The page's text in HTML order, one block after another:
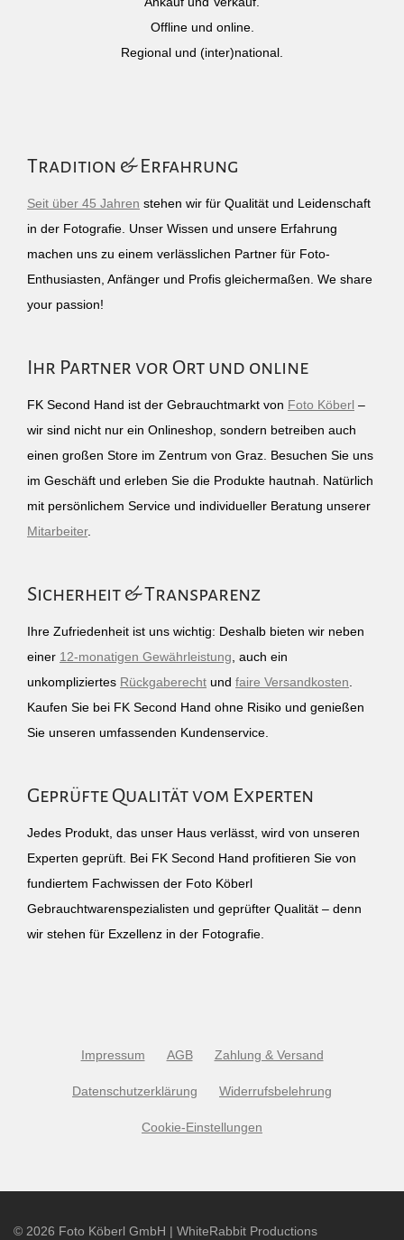
Offline und online.
Regional und (inter)national.
Tradition & Erfahrung
Seit über 45 Jahren stehen wir für Qualität und Leidenschaft
in der Fotografie. Unser Wissen und unsere Erfahrung
machen uns zu einem verlässlichen Partner für Foto-
Enthusiasten, Anfänger und Profis gleichermaßen. We share
your passion!
Ihr Partner vor Ort und online
FK Second Hand ist der Gebrauchtmarkt von Foto Köberl –
wir sind nicht nur ein Onlineshop, sondern betreiben auch
einen großen Store im Zentrum von Graz. Besuchen Sie uns
im Geschäft und erleben Sie die Produkte hautnah. Natürlich
mit persönlichem Service und individueller Beratung unserer
Mitarbeiter.
Sicherheit & Transparenz
Ihre Zufriedenheit ist uns wichtig: Deshalb bieten wir neben
einer 12-monatigen Gewährleistung , auch ein
unkompliziertes Rückgaberecht und faire Versandkosten
Kaufen Sie bei FK Second Hand ohne Risiko und genießen
Sie unseren umfassenden Kundenservice.
Geprüfte Qualität vom Experten
Jedes Produkt, das unser Haus verlässt, wird von unseren
Experten geprüft. Bei FK Second Hand profitieren Sie von
fundiertem Fachwissen der Foto Köberl
Gebrauchtwarenspezialisten und geprüfter Qualität – denn
wir stehen für Exzellenz in der Fotografie.
Impressum AGB Zahlung & Versand
Datenschutzerklärung Widerrufsbelehrung
Cookie-Einstellungen
© 2026 Foto Köberl GmbH | WhiteRabbit Productions